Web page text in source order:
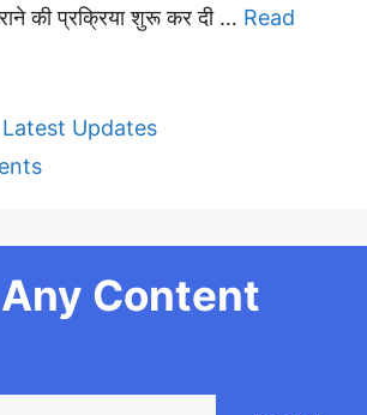
की प्रक्रिया शुरू कर दी … Read
Latest Updates
Content